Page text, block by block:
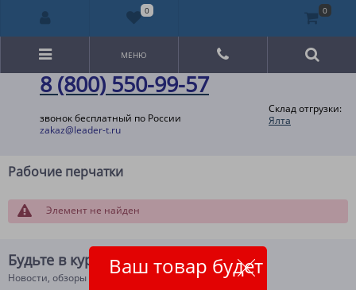
8 (800) 550-99-57
звонок бесплатный по России
zakaz@leader-t.ru
Склад отгрузки:
Ялта
Ваш товар будет
МЕНЮ
Рабочие перчатки
Элемент не найден
Будьте в курсе!
Новости, обзоры и акции
0 0